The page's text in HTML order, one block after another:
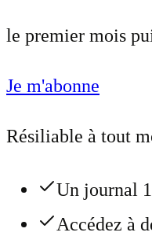
le premier mois
Je m'abonne
Résiliable à tout
Un journal
Accédez à